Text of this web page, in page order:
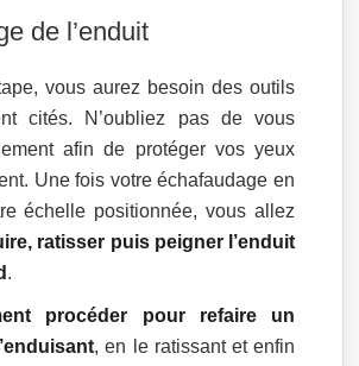
de l’enduit
vous aurez besoin des outils
cités. N’oubliez pas de vous
afin de protéger vos yeux
Une fois votre échafaudage en
échelle positionnée, vous allez
ratisser puis peigner l’enduit
.
procéder pour refaire un
, en le ratissant et enfin